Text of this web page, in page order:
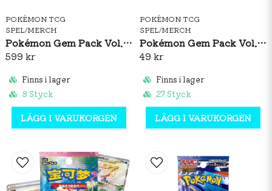
POKÉMON TCG
SPEL/MERCH
Pokémon Gem Pack Vol. 4 Booster Box (S-CH)
599 kr
Finns i lager
8 Styck
LÄGG I VARUKORGEN
POKÉMON TCG
SPEL/MERCH
Pokémon Gem Pack Vol. 4 Booster Pack (S-CH)
49 kr
Finns i lager
27 Styck
LÄGG I VARUKORGEN